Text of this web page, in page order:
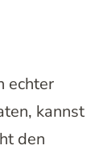
echter
kannst
den